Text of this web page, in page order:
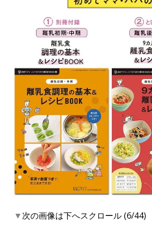
▼次の画像は下へスクロール (6/44)